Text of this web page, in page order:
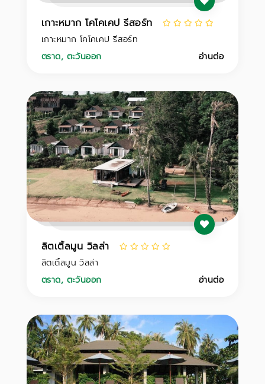
เกาะหมาก โคโคเคป รีสอร์ท
เกาะหมาก โคโคเคป รีสอร์ท
ตราด, ตะวันออก อ่านต่อ
ลิตเติ้ลมูน วิลล่า
ลิตเติ้ลมูน วิลล่า
ตราด, ตะวันออก อ่านต่อ